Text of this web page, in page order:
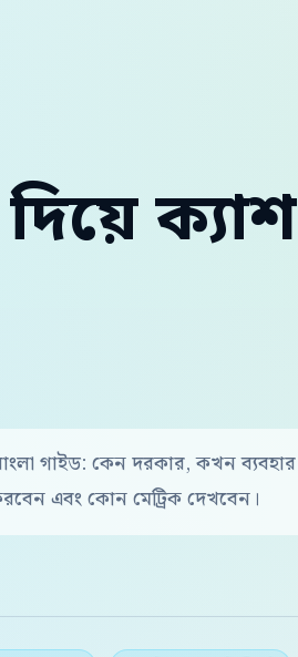
ক্যাশ
গাইড: কেন দরকার, কখন ব্যবহার
এবং কোন মেট্রিক দেখবেন।